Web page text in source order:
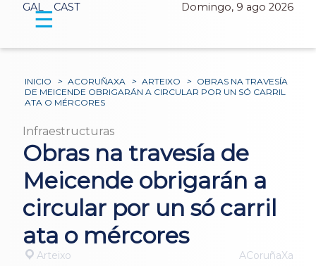
GAL CAST Domingo, 9 ago 2026
☰
INICIO > ACORUÑAXA > ARTEIXO > OBRAS NA TRAVESÍA
DE MEICENDE OBRIGARÁN A CIRCULAR POR UN SÓ CARRIL
ATA O MÉRCORES
Infraestructuras
Obras na travesía de
Meicende obrigarán a
circular por un só carril
ata o mércores
Arteixo ACoruñaXa